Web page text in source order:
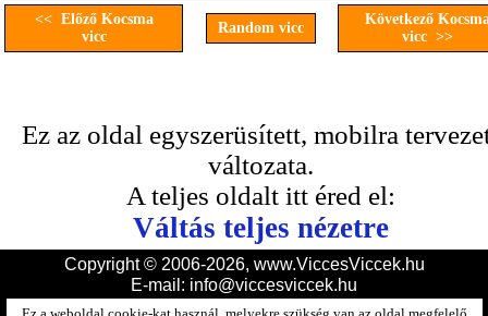
<< Előző Kocsma
vicc
Random vicc
Következő
vicc >>
Ez az oldal egyszerüsített, mobilra
változata.
A teljes oldalt itt éred el:
Váltás teljes nézetre
Copyright © 2006-2026, www.ViccesViccek.hu
E-mail: info@viccesviccek.hu